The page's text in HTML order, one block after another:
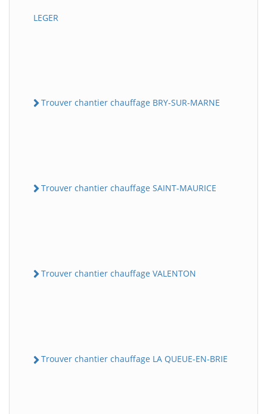
LEGER
Trouver chantier chauffage BRY-SUR-MARNE
Trouver chantier chauffage SAINT-MAURICE
Trouver chantier chauffage VALENTON
Trouver chantier chauffage LA QUEUE-EN-BRIE